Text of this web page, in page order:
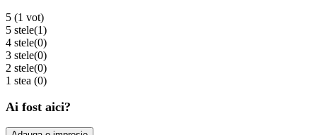
5 (1 vot)
5 stele(1)
4 stele(0)
3 stele(0)
2 stele(0)
1 stea (0)
Ai fost aici?